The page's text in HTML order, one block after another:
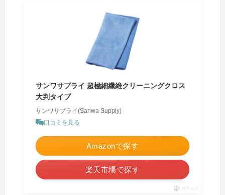
サンワサプライ 超極細繊維クリーニングクロス
大判タイプ
サンワサプライ(Sanwa Supply)
口コミを見る
Amazonで探す
楽天市場で探す
ポチップ